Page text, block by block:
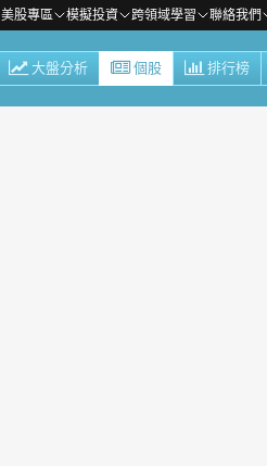
美股專區 模擬投資 跨領域學習 聯絡我們
大盤分析 個股 排行榜